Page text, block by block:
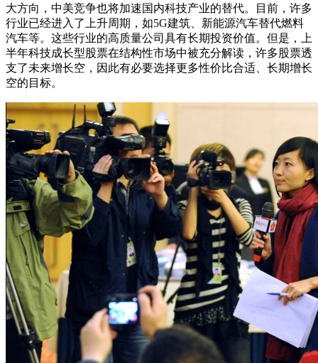
大方向，中美竞争也将加速国内科技产业的替代。目前，许多
行业已经进入了上升周期，如5G建筑、新能源汽车替代燃料
汽车等。这些行业的高质量公司具有长期投资价值。但是，上
半年科技成长型股票在结构性市场中被充分解读，许多股票透
支了未来增长空，因此有必要选择更多性价比合适、长期增长
空的目标。